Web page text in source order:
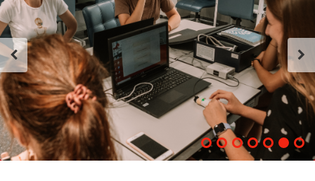
Сведения об
образовательной
организации
ENG SPN CHI